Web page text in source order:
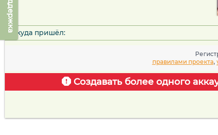
Откуда пришёл:
правилами проекта,
Создавать более одного